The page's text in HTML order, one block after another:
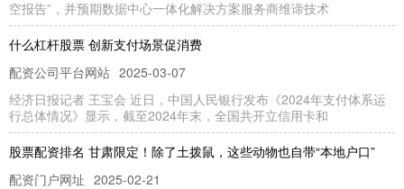
空报告”，并预期数据中心一体化解决方案服务商维谛技术
什么杠杆股票 创新支付场景促消费
配资公司平台网站 2025-03-07
经济日报记者 王宝会 近日，中国人民银行发布《2024年支付体系运
行总体情况》显示，截至2024年末，全国共开立信用卡和
股票配资排名 甘肃限定！除了土拨鼠，这些动物也自带“本地户口”
配资门户网址 2025-02-21